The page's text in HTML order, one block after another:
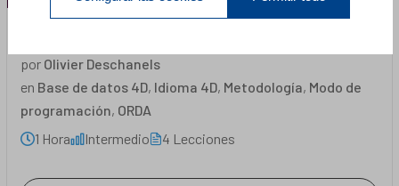
por Olivier Deschanels
en Base de datos 4D, Idioma 4D, Metodología, Modo de
programación, ORDA
1 Hora
Intermedio 4 Lecciones